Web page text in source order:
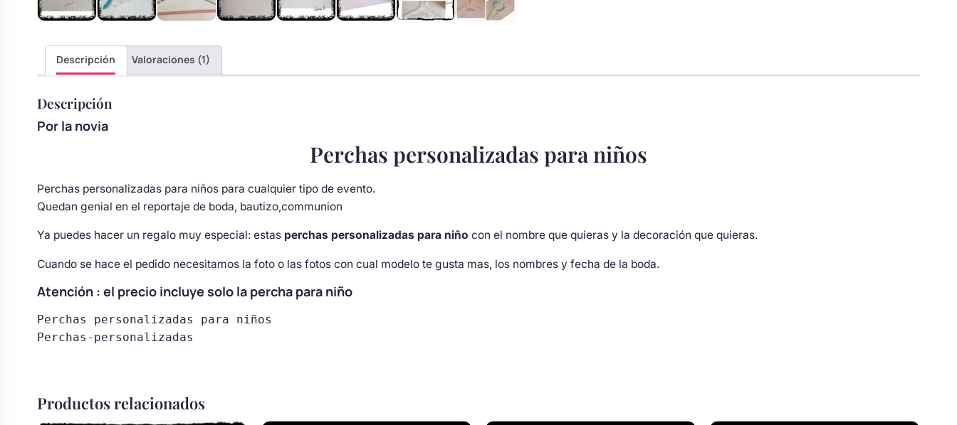
bebé boda
floral coche
cantidad
Descripción Valoraciones (1)
Descripción
Por la novia
Perchas personalizadas para niños
Perchas personalizadas para niños para cualquier tipo de evento.
Quedan genial en el reportaje de boda, bautizo,communion
Ya puedes hacer un regalo muy especial: estas perchas personalizadas para niño con el nombre que quieras y la decoración que quieras.
Cuando se hace el pedido necesitamos la foto o las fotos con cual modelo te gusta mas, los nombres y fecha de la boda.
Atención : el precio incluye solo la percha para niño
Perchas personalizadas para niños
Perchas-personalizadas
Productos relacionados